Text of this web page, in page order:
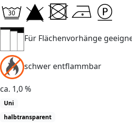
Für Flächenvorhänge
schwer entflammbar
ca. 1,0 %
Uni
halbtransparent